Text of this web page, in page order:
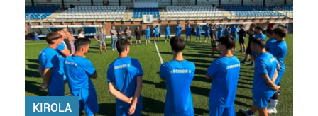
Bazkide batzuek ez dizute baimenik eskatzen, eta beren
interes komertzial legitimoetan babesten dira. Ikusi gure
bazkideen zerrenda, beren ustez zein helburutarako
duten interes legitimoa eta horren aurka nola egin
dezakezun ikusteko.
Lortu zure datu pertsonalak prozesatzeko moduari
KIROLA